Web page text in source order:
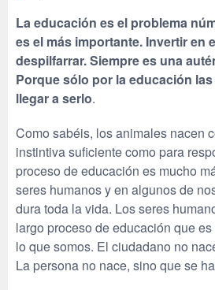
La educación es el problema
es el más importante. Invertir en
despilfarrar. Siempre es una
Porque sólo por la educación
llegar a serlo.
Como sabéis, los animales nacen
instintiva suficiente como para
proceso de educación es mucho
seres humanos y en algunos de
dura toda la vida. Los seres
largo proceso de educación que
lo que somos. El ciudadano no
La persona no nace, sino que se